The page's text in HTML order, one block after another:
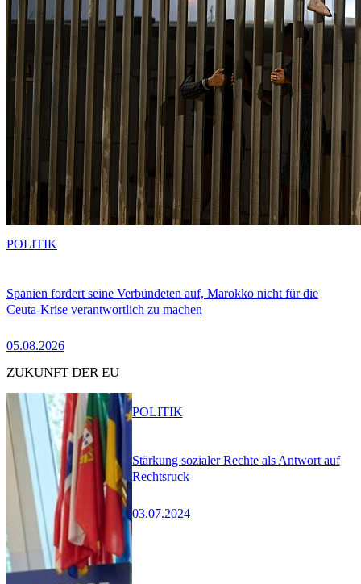
Spanien fordert seine Verbündeten auf, Marokko nicht für die
Ceuta-Krise verantwortlich zu machen
05.08.2026
POLITIK
ZUKUNFT DER EU
Stärkung sozialer Rechte als Antwort auf
Rechtsruck
03.07.2024
POLITIK